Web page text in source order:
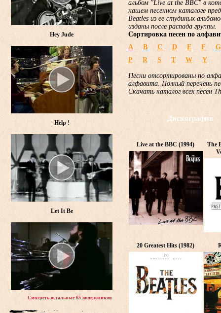
альбом "Live at the BBC" в
нашем песенном каталоге
Beatles из ее студиных
изданы после распада группы.
Сортировка песен по
A
B C D E F
G
P
R S T W Y
Песни отсортированы по
алфавита. Полный перечень
Скачать каталог всех песен
Дискография
Live at the BBC (1994)
The
20 Greatest Hits (1982)
Hey Jude
Help !
Let It Be
Смотреть остальные 65 видероликов